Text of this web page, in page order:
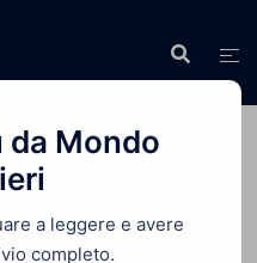
in Giornata: Chi
da Mondo
a leggere e avere
completo.